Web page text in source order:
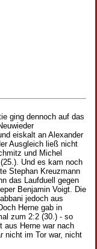
ging dennoch auf das
eiskalt an Alexander
Ausgleich ließ nicht
und Michel
Und es kam noch
Stephan Kreuzmann
das Laufduell gegen
Benjamin Voigt. Die
jedoch aus
Herne gab in
zum 2:2 (30.) - so
aus Herne war nach
nicht im Tor war, nicht